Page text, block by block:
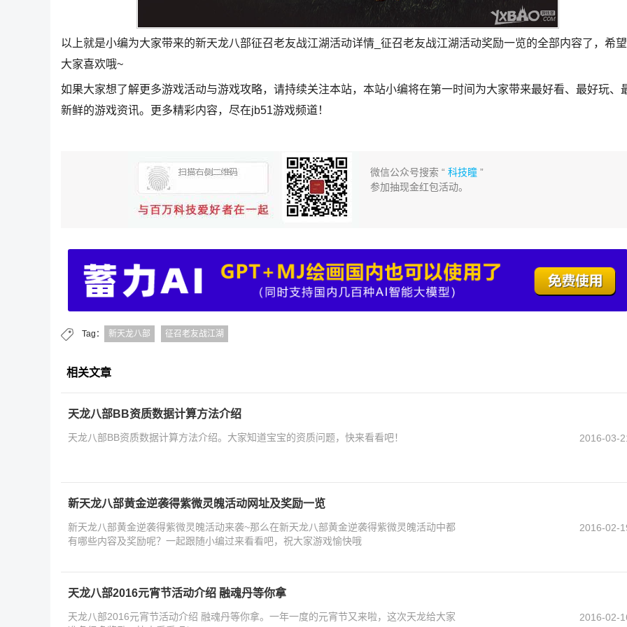
以上就是小编为大家带来的新天龙八部征召老友战江湖活动详情_征召老友战江湖活动奖励一览的全部内容了，希望
大家喜欢哦~
如果大家想了解更多游戏活动与游戏攻略，请持续关注本站，本站小编将在第一时间为大家带来最好看、最好玩、
新鲜的游戏资讯。更多精彩内容，尽在jb51游戏频道！
微信公众号搜索 “科技瞳 ”
参加抽现金红包活动。
Tag： 新天龙八部 征召老友战江湖
相关文章
天龙八部BB资质数据计算方法介绍
天龙八部BB资质数据计算方法介绍。大家知道宝宝的资质问题，快来看看吧！ 2016-03-
新天龙八部黄金逆袭得紫微灵魄活动网址及奖励一览
新天龙八部黄金逆袭得紫微灵魄活动来袭~那么在新天龙八部黄金逆袭得紫微灵魄活动中都
有哪些内容及奖励呢？一起跟随小编过来看看吧，祝大家游戏愉快哦
2016-02-
天龙八部2016元宵节活动介绍 融魂丹等你拿
天龙八部2016元宵节活动介绍 融魂丹等你拿。一年一度的元宵节又来啦，这次天龙给大家
2016-02-